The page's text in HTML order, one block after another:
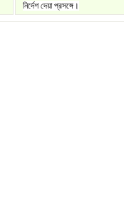
নির্দেশ দেয়া প্রসঙ্গে।